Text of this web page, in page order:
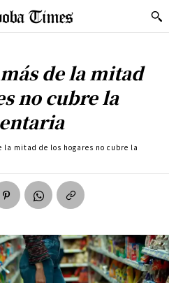
de la mitad
no cubre la
la mitad de los hogares no cubre la